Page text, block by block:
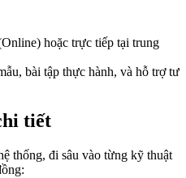
hoặc trực tiếp tại trung
bài tập thực hành, và hỗ trợ tư
tiết
thống, đi sâu vào từng kỹ thuật